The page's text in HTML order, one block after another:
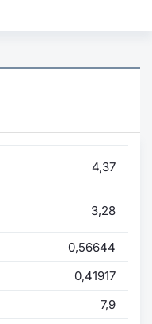
4,37
3,28
0,56644
0,41917
7,9